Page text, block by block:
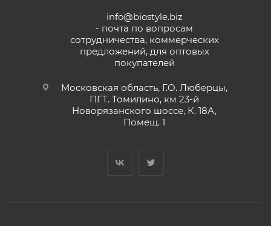
info@biostyle.biz
- почта по вопросам
сотрудничества, коммерческих
предложений, для оптовых
покупателей
Московская область, Г.О. Люберцы,
ПГТ. Томилино, км 23-й
Новорязанского шоссе, К. 18А,
Помещ. 1